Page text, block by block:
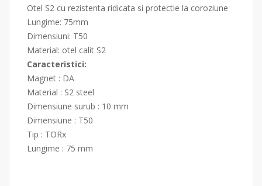
Otel S2 cu rezistenta ridicata si protectie la coroziune
Lungime: 75mm
Dimensiuni: T50
Material: otel calit S2
Caracteristici:
Magnet : DA
Material : S2 steel
Dimensiune surub : 10 mm
Dimensiune : T50
Tip : TORx
Lungime : 75 mm